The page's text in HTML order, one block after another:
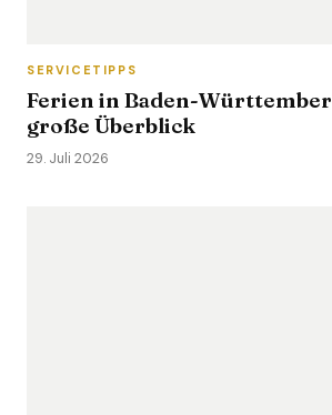
SERVICETIPPS
Ferien in Baden-
große Überblick
29. Juli 2026